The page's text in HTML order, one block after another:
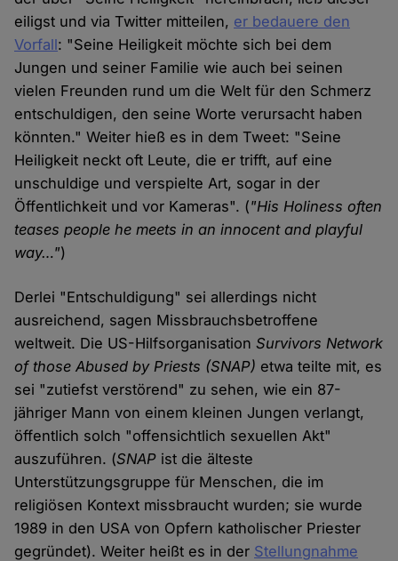
eiligst und via Twitter mitteilen, er bedauere den
Vorfall: "Seine Heiligkeit möchte sich bei dem
Jungen und seiner Familie wie auch bei seinen
vielen Freunden rund um die Welt für den Schmerz
entschuldigen, den seine Worte verursacht haben
könnten." Weiter hieß es in dem Tweet: "Seine
Heiligkeit neckt oft Leute, die er trifft, auf eine
unschuldige und verspielte Art, sogar in der
Öffentlichkeit und vor Kameras". ("His Holiness often
teases people he meets in an innocent and playful
way…")
Derlei "Entschuldigung" sei allerdings nicht
ausreichend, sagen Missbrauchsbetroffene
weltweit. Die US-HilfsorganisationSurvivors Network
of those Abused by Priests (SNAP) etwa teilte mit, es
sei "zutiefst verstörend" zu sehen, wie ein 87-
jähriger Mann von einem kleinen Jungen verlangt,
öffentlich solch "offensichtlich sexuellen Akt"
auszuführen. (SNAP ist die älteste
Unterstützungsgruppe für Menschen, die im
religiösen Kontext missbraucht wurden; sie wurde
1989 in den USA von Opfern katholischer Priester
gegründet). Weiter heißt es in der Stellungnahme